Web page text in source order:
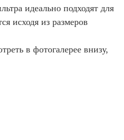
идеально подходят для
исходя из размеров
в фотогалерее внизу,